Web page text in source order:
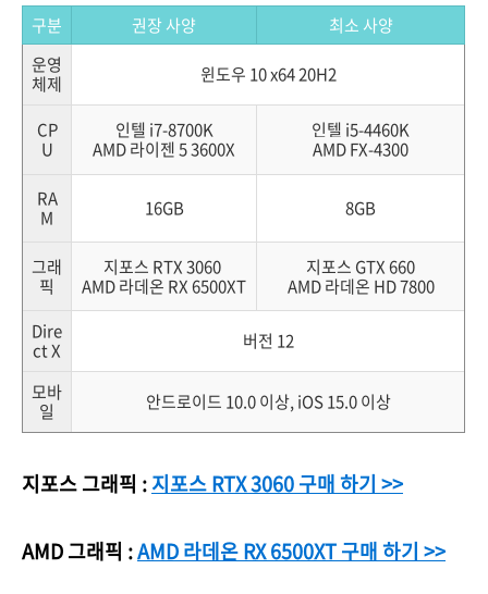
구분 권장 사양
최소 사양
운영
체제
윈도우 10 x64 20H2
CP
U
인텔 i7-8700K
AMD 라이젠 5 3600X
인텔 i5-4460K
AMD FX-4300
RA
M
16GB 8GB
그래
픽
지포스 RTX 3060
AMD 라데온 RX 6500XT
지포스 GTX 660
AMD 라데온 HD 7800
Dire
ct X
버전 12
모바
일
안드로이드 10.0 이상, iOS 15.0 이상
지포스 그래픽 :지포스 RTX 3060 구매 하기 >>
AMD 그래픽 :AMD 라데온 RX 6500XT 구매 하기 >>